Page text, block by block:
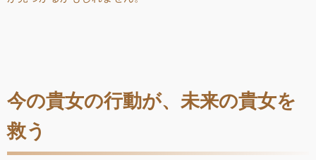
今の貴女の行動が、未来の貴女を
救う